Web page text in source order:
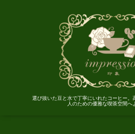
選び抜いた豆と水で丁寧にいれたコーヒー。
人のための優雅な喫茶空間へ